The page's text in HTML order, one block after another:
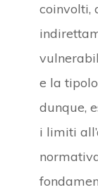
coinvolti,
e la
dunque,
i limiti